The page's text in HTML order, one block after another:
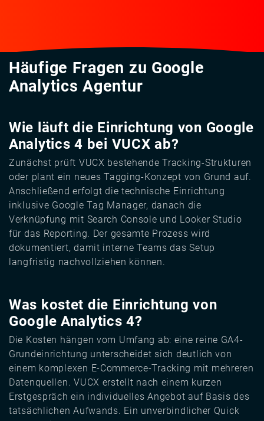
Häufige Fragen zu Google
Analytics Agentur
Wie läuft die Einrichtung von Google
Analytics 4 bei VUCX ab?
Zunächst prüft VUCX bestehende Tracking-Strukturen
oder plant ein neues Tagging-Konzept von Grund auf.
Anschließend erfolgt die technische Einrichtung
inklusive Google Tag Manager, danach die
Verknüpfung mit Search Console und Looker Studio
für das Reporting. Der gesamte Prozess wird
dokumentiert, damit interne Teams das Setup
langfristig nachvollziehen können.
Was kostet die Einrichtung von
Google Analytics 4?
Die Kosten hängen vom Umfang ab: eine reine GA4-
Grundeinrichtung unterscheidet sich deutlich von
einem komplexen E-Commerce-Tracking mit mehreren
Datenquellen. VUCX erstellt nach einem kurzen
Erstgespräch ein individuelles Angebot auf Basis des
tatsächlichen Aufwands. Ein unverbindlicher Quick